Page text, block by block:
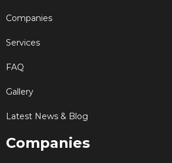
Companies
Services
FAQ
Gallery
Latest News & Blog
Companies